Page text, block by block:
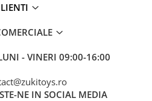
- VINERI 09:00-16:00
NE IN SOCIAL MEDIA